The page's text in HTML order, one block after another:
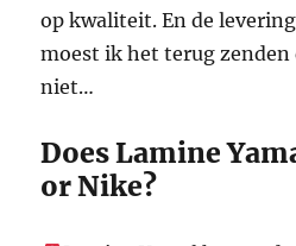
op kwaliteit. En de
moest ik het terug zenden
niet…
Does Lamine
or Nike?